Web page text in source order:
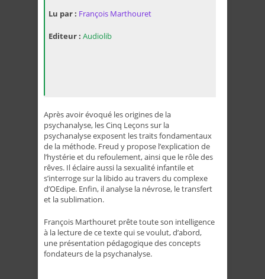
Lu par : François Marthouret
Editeur : Audiolib
Après avoir évoqué les origines de la
psychanalyse, les Cinq Leçons sur la
psychanalyse exposent les traits fondamentaux
de la méthode. Freud y propose l’explication de
l’hystérie et du refoulement, ainsi que le rôle des
rêves. Il éclaire aussi la sexualité infantile et
s’interroge sur la libido au travers du complexe
d’OEdipe. Enfin, il analyse la névrose, le transfert
et la sublimation.
François Marthouret prête toute son intelligence
à la lecture de ce texte qui se voulut, d’abord,
une présentation pédagogique des concepts
fondateurs de la psychanalyse.